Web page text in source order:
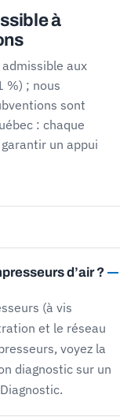
à
aux
%) ; nous
sont
: chaque
un appui
d’air ?
(à vis
et le réseau
voyez la
diagnostic sur un